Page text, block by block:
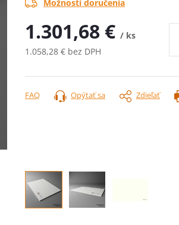
Možnosti doručenia
1.301,68 € / ks
1.058,28 € bez DPH
cena:
Opýtať sa Zdieľať
FAQ